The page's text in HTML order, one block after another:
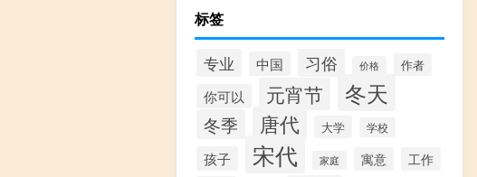
标签
专业 中国 习俗 价格 作者
你可以 元宵节 冬天
冬季 唐代 大学 学校
孩子 宋代 家庭 寓意
工作